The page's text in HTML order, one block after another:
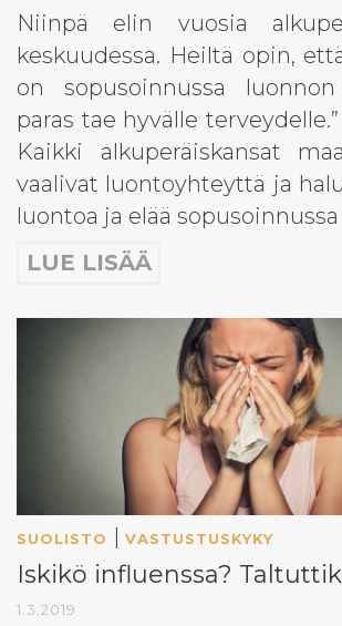
Niinpä elin vuosia
keskuudessa. Heiltä opin,
on sopusoinnussa
paras tae hyvälle
Kaikki alkuperäiskansat
vaalivat luontoyhteyttä ja
luontoa ja elää
LUE LISÄÄ
SUOLISTO | VASTUSTUSKYKY
Iskikö influenssa?
1.3.2019
Tilaa uutiskirjeemme!
Sähköposti